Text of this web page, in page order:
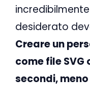
desiderato
Creare un
come file SVG
secondi,